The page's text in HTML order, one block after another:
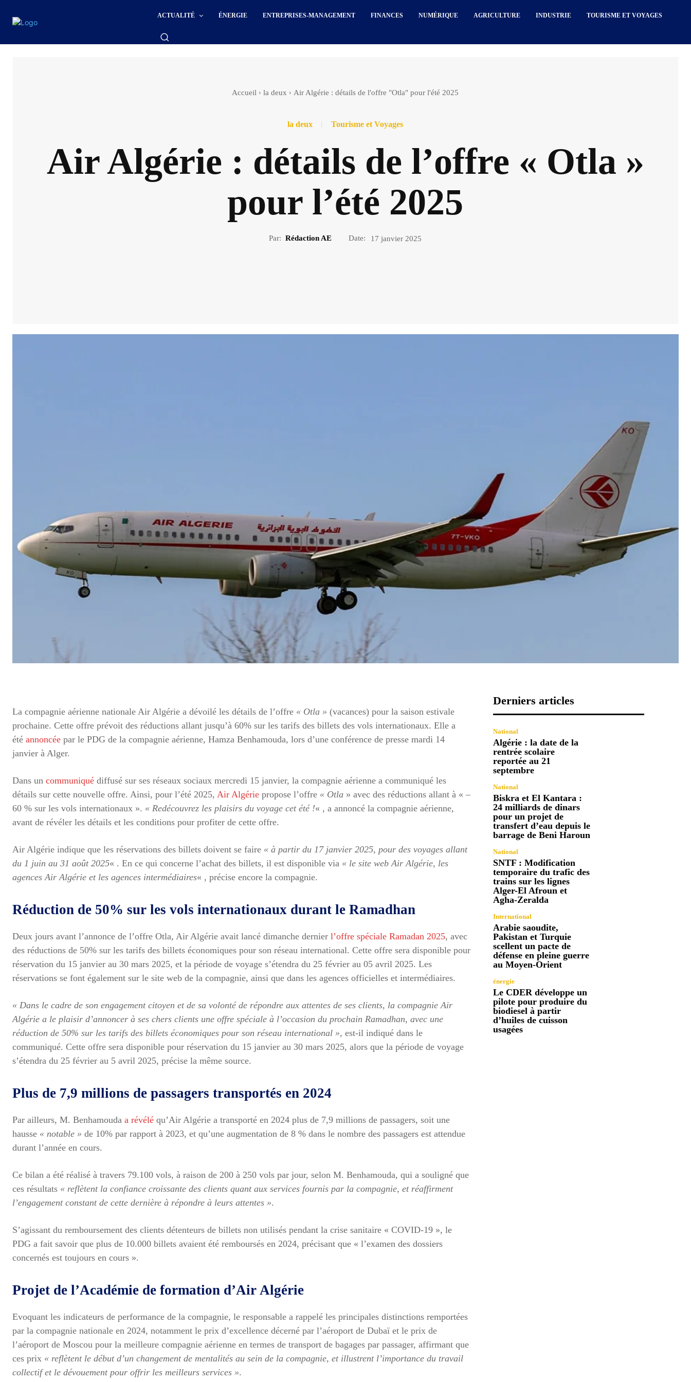
ACTUALITÉ ÉNERGIE ENTREPRISES-MANAGEMENT FINANCES NUMÉRIQUE AGRICULTURE INDUSTRIE TOURISME ET VOYAGES
Accueil la deux Air Algérie : détails de l'offre "Otla" pour l'été 2025
la deux Tourisme et Voyages
Air Algérie : détails de l’offre « Otla »
pour l’été 2025
Par: Rédaction AE Date: 17 janvier 2025
La compagnie aérienne nationale Air Algérie a dévoilé les détails de l’offre « Otla » (vacances) pour la saison estivale
prochaine. Cette offre prévoit des réductions allant jusqu’à 60% sur les tarifs des billets des vols internationaux. Elle a
été annoncée par le PDG de la compagnie aérienne, Hamza Benhamouda, lors d’une conférence de presse mardi 14
janvier à Alger.
Dans un communiqué diffusé sur ses réseaux sociaux mercredi 15 janvier, la compagnie aérienne a communiqué les
détails sur cette nouvelle offre. Ainsi, pour l’été 2025, Air Algérie propose l’offre « Otla » avec des réductions allant à « –
60 % sur les vols internationaux ». « Redécouvrez les plaisirs du voyage cet été !« , a annoncé la compagnie aérienne,
avant de révéler les détails et les conditions pour profiter de cette offre.
Air Algérie indique que les réservations des billets doivent se faire « à partir du 17 janvier 2025, pour des voyages allant
du 1 juin au 31 août 2025« . En ce qui concerne l’achat des billets, il est disponible via « le site web Air Algérie, les
agences Air Algérie et les agences intermédiaires« , précise encore la compagnie.
Réduction de 50% sur les vols internationaux durant le Ramadhan
Deux jours avant l’annonce de l’offre Otla, Air Algérie avait lancé dimanche dernier l’offre spéciale Ramadan 2025, avec
des réductions de 50% sur les tarifs des billets économiques pour son réseau international. Cette offre sera disponible pour
réservation du 15 janvier au 30 mars 2025, et la période de voyage s’étendra du 25 février au 05 avril 2025. Les
réservations se font également sur le site web de la compagnie, ainsi que dans les agences officielles et intermédiaires.
« Dans le cadre de son engagement citoyen et de sa volonté de répondre aux attentes de ses clients, la compagnie Air
Algérie a le plaisir d’annoncer à ses chers clients une offre spéciale à l’occasion du prochain Ramadhan, avec une
réduction de 50% sur les tarifs des billets économiques pour son réseau international », est-il indiqué dans le
communiqué. Cette offre sera disponible pour réservation du 15 janvier au 30 mars 2025, alors que la période de voyage
s’étendra du 25 février au 5 avril 2025, précise la même source.
Plus de 7,9 millions de passagers transportés en 2024
Par ailleurs, M. Benhamouda a révélé qu’Air Algérie a transporté en 2024 plus de 7,9 millions de passagers, soit une
hausse « notable » de 10% par rapport à 2023, et qu’une augmentation de 8 % dans le nombre des passagers est attendue
durant l’année en cours.
Ce bilan a été réalisé à travers 79.100 vols, à raison de 200 à 250 vols par jour, selon M. Benhamouda, qui a souligné que
ces résultats « reflètent la confiance croissante des clients quant aux services fournis par la compagnie, et réaffirment
l’engagement constant de cette dernière à répondre à leurs attentes ».
S’agissant du remboursement des clients détenteurs de billets non utilisés pendant la crise sanitaire « COVID-19 », le
PDG a fait savoir que plus de 10.000 billets avaient été remboursés en 2024, précisant que « l’examen des dossiers
concernés est toujours en cours ».
Projet de l’Académie de formation d’Air Algérie
Evoquant les indicateurs de performance de la compagnie, le responsable a rappelé les principales distinctions remportées
par la compagnie nationale en 2024, notamment le prix d’excellence décerné par l’aéroport de Dubaï et le prix de
l’aéroport de Moscou pour la meilleure compagnie aérienne en termes de transport de bagages par passager, affirmant que
ces prix « reflètent le début d’un changement de mentalités au sein de la compagnie, et illustrent l’importance du travail
collectif et le dévouement pour offrir les meilleurs services ».
Derniers articles
National
Algérie : la date de la
rentrée scolaire
reportée au 21
septembre
National
Biskra et El Kantara :
24 milliards de dinars
pour un projet de
transfert d’eau depuis le
barrage de Beni Haroun
National
SNTF : Modification
temporaire du trafic des
trains sur les lignes
Alger-El Afroun et
Agha-Zeralda
International
Arabie saoudite,
Pakistan et Turquie
scellent un pacte de
défense en pleine guerre
au Moyen-Orient
énergie
Le CDER développe un
pilote pour produire du
biodiesel à partir
d’huiles de cuisson
usagées